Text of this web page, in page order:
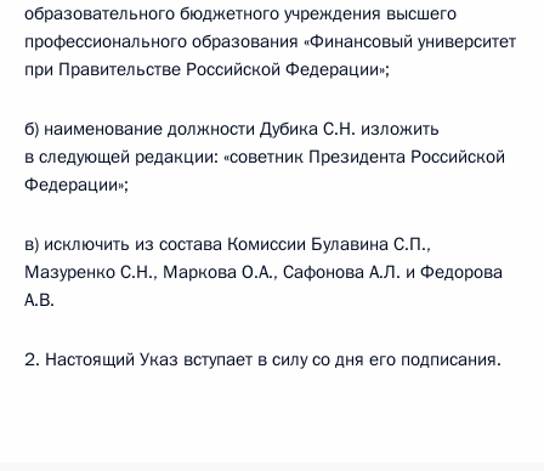
образовательного бюджетного учреждения высшего
профессионального образования «Финансовый университет
при Правительстве Российской Федерации»;
б) наименование должности Дубика С.Н. изложить
в следующей редакции: «советник Президента Российской
Федерации»;
в) исключить из состава Комиссии Булавина С.П.,
Мазуренко С.Н., Маркова О.А., Сафонова А.Л. и Федорова
А.В.
2. Настоящий Указ вступает в силу со дня его подписания.